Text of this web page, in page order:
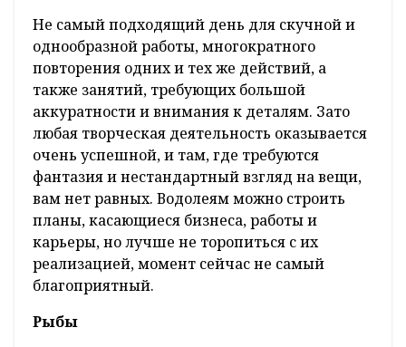
Не самый подходящий день для скучной и
однообразной работы, многократного
повторения одних и тех же действий, а
также занятий, требующих большой
аккуратности и внимания к деталям. Зато
любая творческая деятельность оказывается
очень успешной, и там, где требуются
фантазия и нестандартный взгляд на вещи,
вам нет равных. Водолеям можно строить
планы, касающиеся бизнеса, работы и
карьеры, но лучше не торопиться с их
реализацией, момент сейчас не самый
благоприятный.
Рыбы